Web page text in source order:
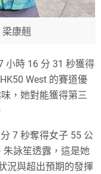
梁康翹
小時 16 分 31 秒獲得
West 的賽道優
，她對能獲得第三
7 秒奪得女子 55 公
朱詠笙透露，這是她
況與超出預期的發揮